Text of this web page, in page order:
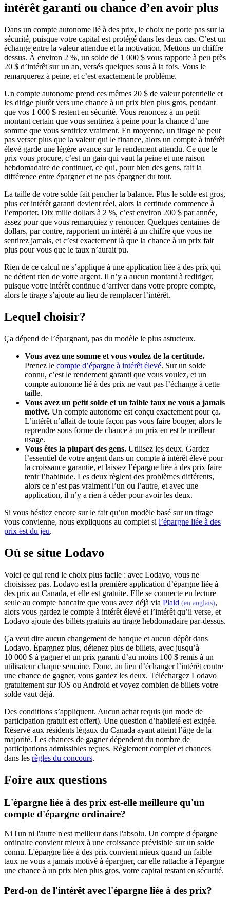
intérêt garanti ou chance d’en avoir plus
Dans un compte autonome lié à des prix, le choix ne porte pas sur la
sécurité, puisque votre capital est protégé dans les deux cas. C’est un
échange entre la valeur attendue et la motivation. Mettons un chiffre
dessus. À environ 2 %, un solde de 1 000 $ vous rapporte à peu près
20 $ d’intérêt sur un an, versés quelques sous à la fois. Vous le
remarquerez à peine, et c’est exactement le problème.
Un compte autonome prend ces mêmes 20 $ de valeur potentielle et
les dirige plutôt vers une chance à un prix bien plus gros, pendant
que vos 1 000 $ restent en sécurité. Vous renoncez à un petit
montant certain que vous sentiriez à peine pour la chance d’une
somme que vous sentiriez vraiment. En moyenne, un tirage ne peut
pas verser plus que la valeur qui le finance, alors un compte à intérêt
élevé garde une légère avance sur le rendement attendu. Ce que le
prix vous procure, c’est un gain qui vaut la peine et une raison
hebdomadaire de continuer, ce qui, pour bien des gens, fait la
différence entre épargner et ne pas épargner du tout.
La taille de votre solde fait pencher la balance. Plus le solde est gros,
plus cet intérêt garanti devient réel, alors la certitude commence à
l’emporter. Dix mille dollars à 2 %, c’est environ 200 $ par année,
assez pour que vous remarquiez y renoncer. Quelques centaines de
dollars, par contre, rapportent un intérêt à un chiffre que vous ne
sentirez jamais, et c’est exactement là que la chance à un prix fait
plus pour vous que le taux n’aurait pu.
Rien de ce calcul ne s’applique à une application liée à des prix qui
ne détient rien de votre argent. Il n’y a aucun montant à rediriger,
puisque votre intérêt continue d’arriver dans votre propre compte,
alors le tirage s’ajoute au lieu de remplacer l’intérêt.
Lequel choisir?
Ça dépend de l’épargnant, pas du modèle le plus astucieux.
Vous avez une somme et vous voulez de la certitude.
Prenez le compte d’épargne à intérêt élevé. Sur un solde
connu, c’est le rendement garanti que vous voulez, et un
compte autonome lié à des prix ne vaut pas l’échange à cette
taille.
Vous avez un petit solde et un faible taux ne vous a jamais
motivé. Un compte autonome est conçu exactement pour ça.
L’intérêt n’allait de toute façon pas vous faire bouger, alors le
reprendre sous forme de chance à un prix en est le meilleur
usage.
Vous êtes la plupart des gens. Utilisez les deux. Gardez
l’essentiel de votre argent dans un compte à intérêt élevé pour
la croissance garantie, et laissez l’épargne liée à des prix faire
tenir l’habitude. Les deux règlent des problèmes différents,
alors ce n’est pas vraiment l’un ou l’autre, et avec une
application, il n’y a rien à céder pour avoir les deux.
Si vous hésitez encore sur le fait qu’un modèle basé sur un tirage
vous convienne, nous expliquons au complet si l’épargne liée à des
prix est du jeu.
Où se situe Lodavo
Voici ce qui rend le choix plus facile : avec Lodavo, vous ne
choisissez pas. Lodavo est la première application d’épargne liée à
des prix au Canada, et elle est gratuite. Elle se connecte en lecture
seule au compte bancaire que vous avez déjà via Plaid (en anglais),
alors vous gardez le compte à intérêt élevé et l’intérêt qu’il verse, et
Lodavo ajoute des billets gratuits au tirage hebdomadaire par-dessus.
Ça veut dire aucun changement de banque et aucun dépôt dans
Lodavo. Épargnez plus, détenez plus de billets, avec jusqu’à
10 000 $ à gagner et un prix garanti d’au moins 100 $ remis à un
utilisateur chaque semaine. Donc, au lieu d’échanger l’intérêt contre
une chance de gagner, vous gardez les deux. Téléchargez Lodavo
gratuitement sur iOS ou Android et voyez combien de billets votre
solde vaut déjà.
Des conditions s’appliquent. Aucun achat requis (un mode de
participation gratuit est offert). Une question d’habileté est exigée.
Réservé aux résidents légaux du Canada ayant atteint l’âge de la
majorité. Les chances de gagner dépendent du nombre de
participations admissibles reçues. Règlement complet et chances
dans les règles du concours.
Foire aux questions
L'épargne liée à des prix est-elle meilleure qu'un
compte d'épargne ordinaire?
Ni l'un ni l'autre n'est meilleur dans l'absolu. Un compte d'épargne
ordinaire convient mieux à une croissance prévisible sur un solde
connu. L'épargne liée à des prix convient mieux quand un faible
taux ne vous a jamais motivé à épargner, car elle rattache à l'épargne
une chance à un prix bien plus gros, votre capital restant en sécurité.
Perd-on de l'intérêt avec l'épargne liée à des prix?